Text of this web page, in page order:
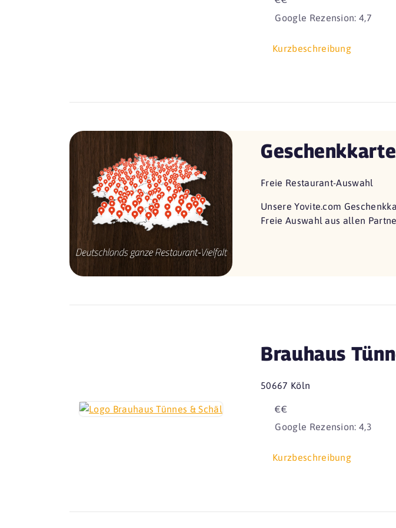
Google Rezension: 4,7
Kurzbeschreibung
Geschenkkarte
Freie Restaurant-Auswahl
Unsere Yovite.com
Freie Auswahl aus allen
Brauhaus
50667 Köln
€€
Google Rezension: 4,3
Kurzbeschreibung